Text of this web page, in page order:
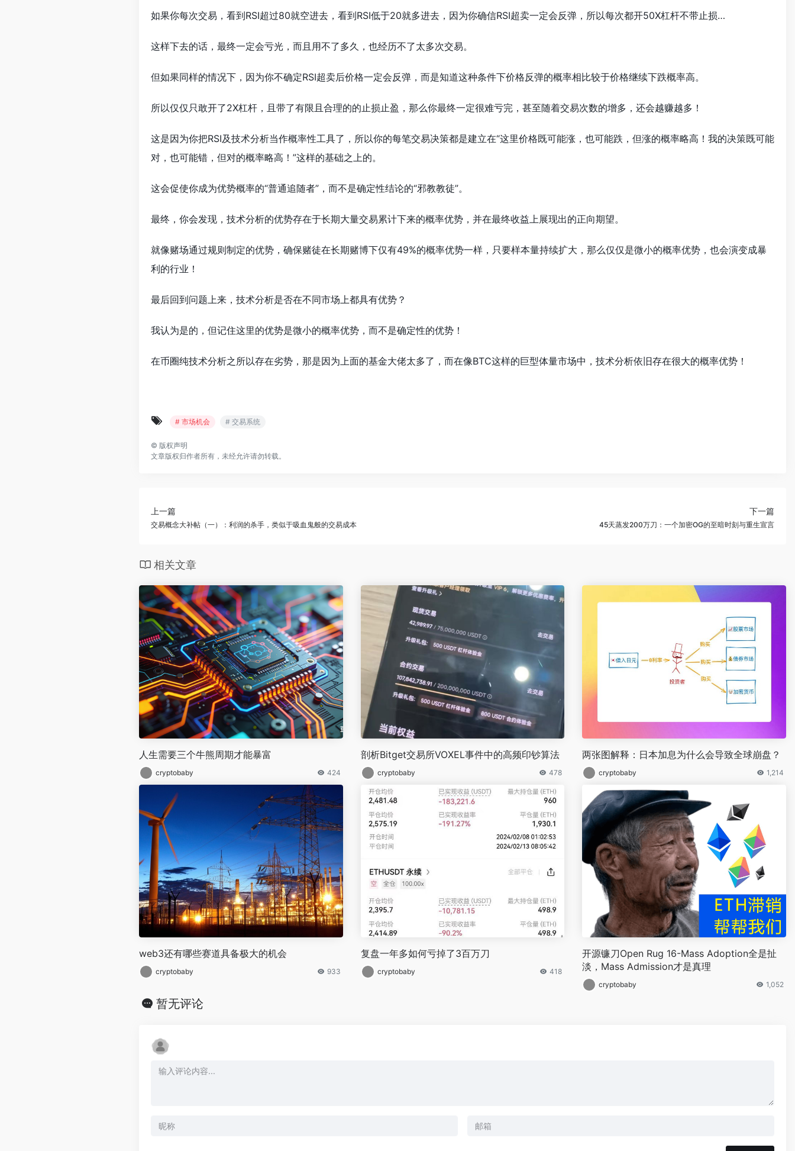
如果你每次交易，看到RSI超过80就空进去，看到RSI低于20就多进去，因为你确信RSI超卖一定会反弹，所以每次都开50X杠杆不带止损…
这样下去的话，最终一定会亏光，而且用不了多久，也经历不了太多次交易。
但如果同样的情况下，因为你不确定RSI超卖后价格一定会反弹，而是知道这种条件下价格反弹的概率相比较于价格继续下跌概率高。
所以仅仅只敢开了2X杠杆，且带了有限且合理的的止损止盈，那么你最终一定很难亏完，甚至随着交易次数的增多，还会越赚越多！
这是因为你把RSI及技术分析当作概率性工具了，所以你的每笔交易决策都是建立在“这里价格既可能涨，也可能跌，但涨的概率略高！我的决策既可能
对，也可能错，但对的概率略高！”这样的基础之上的。
这会促使你成为优势概率的“普通追随者”，而不是确定性结论的“邪教教徒”。
最终，你会发现，技术分析的优势存在于长期大量交易累计下来的概率优势，并在最终收益上展现出的正向期望。
就像赌场通过规则制定的优势，确保赌徒在长期赌博下仅有49%的概率优势一样，只要样本量持续扩大，那么仅仅是微小的概率优势，也会演变成暴
利的行业！
最后回到问题上来，技术分析是否在不同市场上都具有优势？
我认为是的，但记住这里的优势是微小的概率优势，而不是确定性的优势！
在币圈纯技术分析之所以存在劣势，那是因为上面的基金大佬太多了，而在像BTC这样的巨型体量市场中，技术分析依旧存在很大的概率优势！
# 市场机会 # 交易系统
© 版权声明
文章版权归作者所有，未经允许请勿转载。
上一篇
交易概念大补帖（一）：利润的杀手，类似于吸血鬼般的交易成本
下一篇
45天蒸发200万刀：一个加密OG的至暗时刻与重生宣言
相关文章
人生需要三个牛熊周期才能暴富
cryptobaby 424
剖析Bitget交易所VOXEL事件中的高频印钞算法
cryptobaby 478
两张图解释：日本加息为什么会导致全球崩盘？
cryptobaby 1,214
web3还有哪些赛道具备极大的机会
cryptobaby 933
复盘一年多如何亏掉了3百万刀
cryptobaby 418
开源镰刀Open Rug 16-Mass Adoption全是扯
淡，Mass Admission才是真理
cryptobaby 1,052
暂无评论